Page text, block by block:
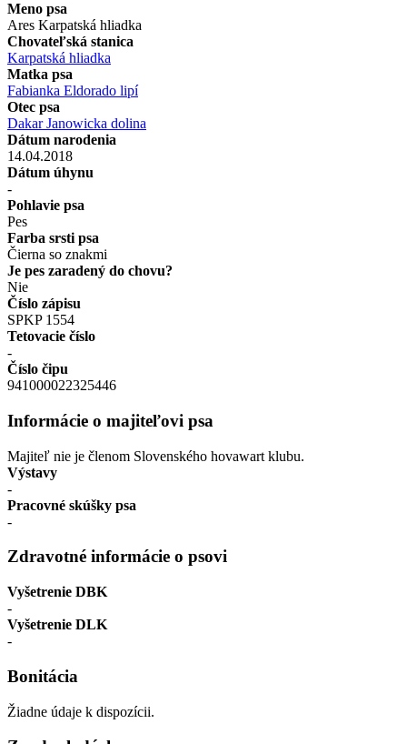
Meno psa
Ares Karpatská hliadka
Chovateľská stanica
Karpatská hliadka
Matka psa
Fabianka Eldorado lipí
Otec psa
Dakar Janowicka dolina
Dátum narodenia
14.04.2018
Dátum úhynu
-
Pohlavie psa
Pes
Farba srsti psa
Čierna so znakmi
Je pes zaradený do chovu?
Nie
Číslo zápisu
SPKP 1554
Tetovacie číslo
-
Číslo čipu
941000022325446
Informácie o majiteľovi psa
Majiteľ nie je členom Slovenského hovawart klubu.
Výstavy
-
Pracovné skúšky psa
-
Zdravotné informácie o psovi
Vyšetrenie DBK
-
Vyšetrenie DLK
-
Bonitácia
Žiadne údaje k dispozícii.